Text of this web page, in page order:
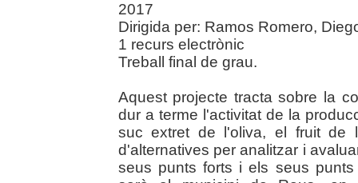
2017
Dirigida per: Ramos Romero,
1 recurs electrònic
Treball final de grau.
Aquest projecte tracta sobre la
dur a terme l'activitat de la
suc extret de l'oliva, el fruit de
d'alternatives per analitzar i
seus punts forts i els seus